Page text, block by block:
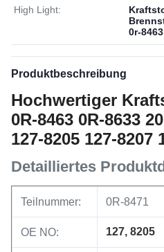
High Light:
0r-
Produktbeschreibung
Hochwertiger
0R-8463 0R-8633
127-8205 127-8207
7E-8729
Detailliertes
Teilnummer: 0R-8471
OE NO: 127, 8205